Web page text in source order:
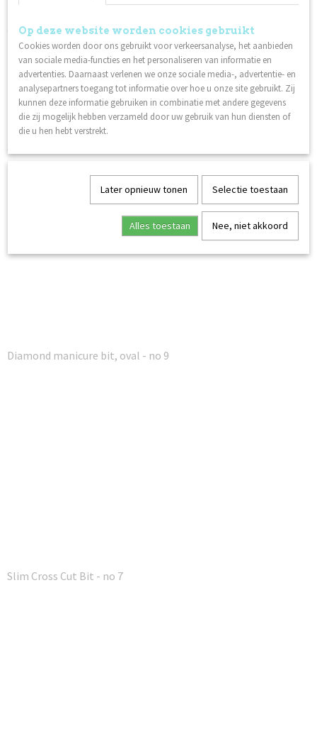
Compatibel met Lilly Nails elektrische vijl
Maximale slijtvastheid
Lange levensduur
Eenvoudig te reinigen
Perfecte warmteafvoer
Zeer hoge verwijderingssnelheid
Ook interessant
Diamond manicure bit, oval - no 9
Slim Cross Cut Bit - no 7
Op deze website worden cookies gebruikt
Cookies worden door ons gebruikt voor verkeersanalyse, het aanbieden
van sociale media-functies en het personaliseren van informatie en
advertenties. Daarnaast verlenen we onze sociale media-, advertentie- en
analysepartners toegang tot informatie over hoe u onze site gebruikt. Zij
kunnen deze informatie gebruiken in combinatie met andere gegevens
die zij mogelijk hebben verzameld door uw gebruik van hun diensten of
die u hen hebt verstrekt.
Later opnieuw tonen Selectie toestaan
Alles toestaan Nee, niet akkoord